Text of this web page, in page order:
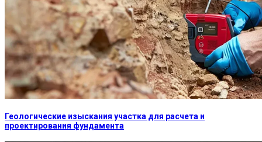
Геологические изыскания участка для расчета и
проектирования фундамента